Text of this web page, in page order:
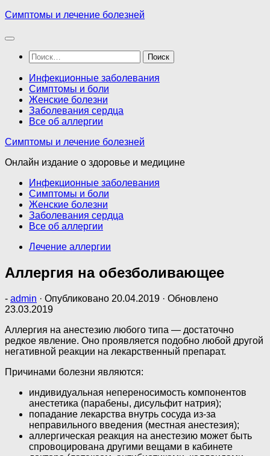
Перейти
содержимому
Симптомы и лечение болезней
Найти:
Инфекционные заболевания
Симптомы и боли
Женские болезни
Заболевания сердца
Все об аллергии
Симптомы и лечение болезней
Онлайн издание о здоровье и медицине
Инфекционные заболевания
Симптомы и боли
Женские болезни
Заболевания сердца
Все об аллергии
Лечение аллергии
Аллергия на обезболивающее
- admin · Опубликовано 20.04.2019 · Обновлено
23.03.2019
Аллергия на анестезию любого типа — достаточно
редкое явление. Оно проявляется подобно любой другой
негативной реакции на лекарственный препарат.
Причинами болезни являются:
индивидуальная непереносимость компонентов
анестетика (парабены, дисульфит натрия);
попадание лекарства внутрь сосуда из-за
неправильного введения (местная анестезия);
аллергическая реакция на анестезию может быть
спровоцирована другими вещами в кабинете